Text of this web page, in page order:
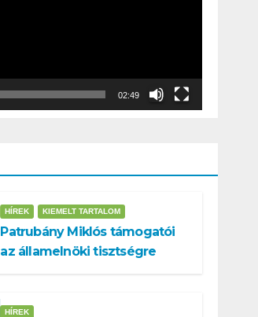
02:49
HÍREK KIEMELT TARTALOM
Patrubány Miklós támogatói
az államelnöki tisztségre
HÍREK